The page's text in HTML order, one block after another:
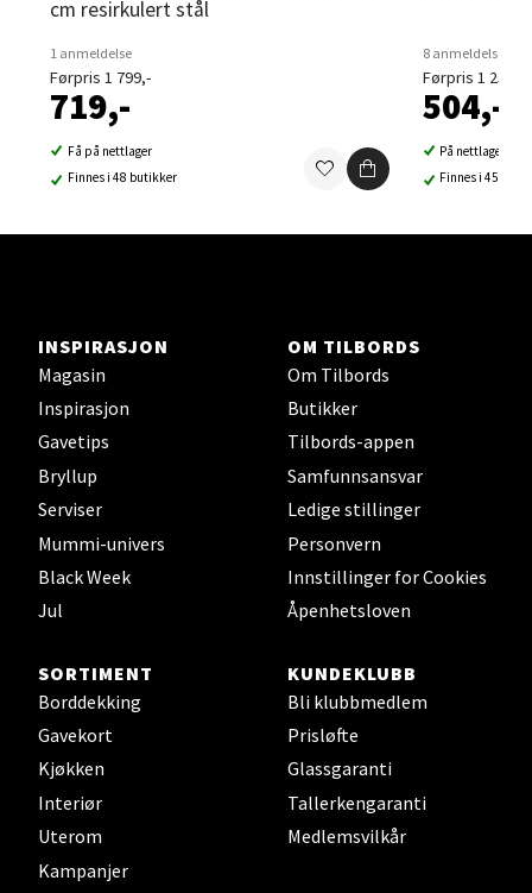
cm resirkulert stål
1 anmeldelse
Førpris 1 799,-
719,-
Få på nettlager
Finnes i 48 butikker
8 anmeldelser
Førpris 1 259,-
504,-
På nettlager
Finnes i 45
INSPIRASJON
Magasin
Inspirasjon
Gavetips
Bryllup
Serviser
Mummi-univers
Black Week
Jul
OM TILBORDS
Om Tilbords
Butikker
Tilbords-appen
Samfunnsansvar
Ledige stillinger
Personvern
Innstillinger for Cookies
Åpenhetsloven
SORTIMENT
Borddekking
Gavekort
Kjøkken
Interiør
Uterom
Kampanjer
KUNDEKLUBB
Bli klubbmedlem
Prisløfte
Glassgaranti
Tallerkengaranti
Medlemsvilkår
Sortland - Sortland Storsenter
Strangata 26, 8400 Sortland
0 i butikk
Steinkjer - Thon Senter Steinkjer
Sjøfartsgata 2, 7714 Steinkjer
Åpent i dag 10-20
0 i butikk
Leirvik - Stord
Torgbakken 2, 5401 Stord
Åpent i dag 10-17
0 i butikk